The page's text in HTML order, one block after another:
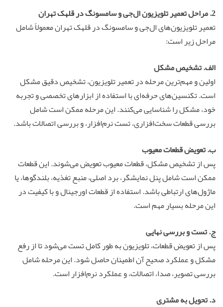
2. مراحل
تعمیر تلویزیون ال‌جی و سامسونگدر قلهک تهران
تعمیر تلویزیون‌های ال‌جی و سامسونگ در قلهک تهران معمولاً شامل
مراحل زیر است:
الف. تشخیص مشکل
اولین و مهم‌ترین مرحله در تعمیر تلویزیون، تشخیص دقیق مشکل
است. تکنسین‌های حرفه‌ای با استفاده از ابزارهای تخصصی و تجربه
خود، مشکل را شناسایی می‌کنند. این مرحله ممکن است شامل
بررسی قطعات سخت‌افزاری، تست نرم‌افزار، و بررسی اتصالات باشد.
ب. تعویض قطعات معیوب
پس از تشخیص مشکل، قطعات معیوب تعویض می‌شوند. این قطعات
ممکن است شامل پنل نمایشگر، برد اصلی، منبع تغذیه، بلندگوها، یا
ماژول‌های ارتباطی باشد. استفاده از قطعات اورجینال و با کیفیت در
این مرحله بسیار مهم است.
ج. تست و بررسی نهایی
پس از تعویض قطعات، تلویزیون به طور کامل تست می‌شود تا از رفع
مشکل و عملکرد صحیح آن اطمینان حاصل شود. این مرحله شامل
بررسی تصویر، صدا، اتصالات، و عملکرد نرم‌افزار است.
د. تحویل به مشتری